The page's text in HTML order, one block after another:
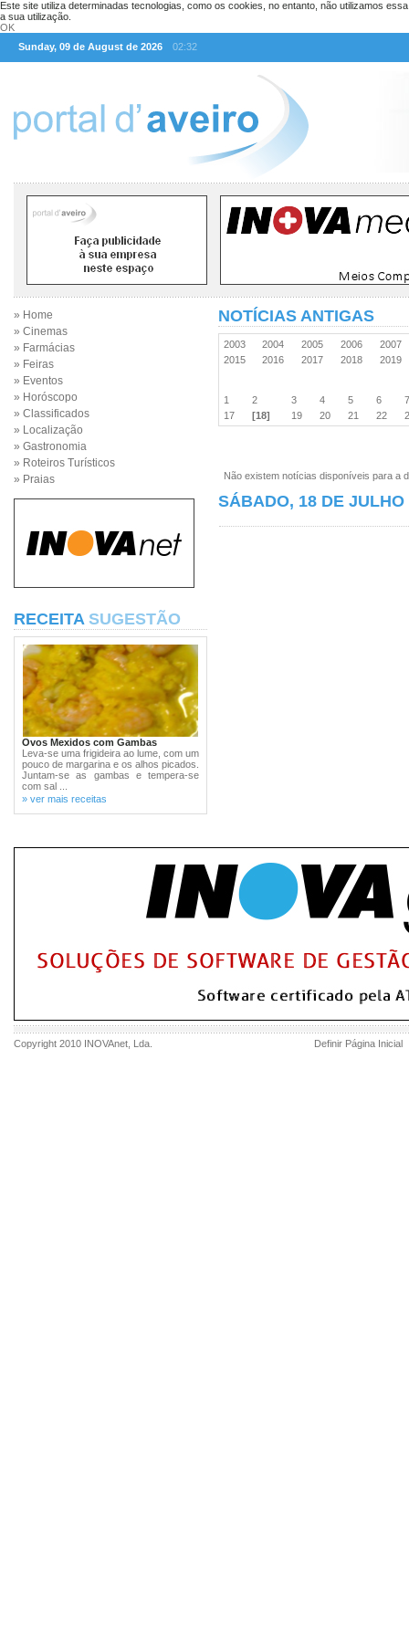
Este site utiliza determinadas tecnologias, como os cookies, no entanto, não utilizamos
a sua utilização.
OK
Sunday, 09 de August de 2026
02:32
» Home
» Cinemas
» Farmácias
» Feiras
» Eventos
» Horóscopo
» Classificados
» Localização
» Gastronomia
» Roteiros Turísticos
» Praias
RECEITA SUGESTÃO
Ovos Mexidos com Gambas
Leva-se uma frigideira ao lume, com um
pouco de margarina e os alhos picados.
Juntam-se as gambas e tempera-se
com sal ...
» ver mais receitas
NOTÍCIAS ANTIGAS
2003 2004 2005 2006
2007
2015
2016 2017 2018 2019
1 2 3 4 5 6
17
[18] 19 20 21 22
Não existem notícias disponíveis para a
SÁBADO, 18 DE JULHO
Copyright 2010 INOVAnet , Lda. Definir Página Inicial